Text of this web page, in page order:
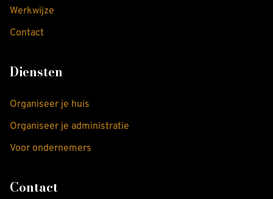
Werkwijze
Contact
Diensten
Organiseer je huis
Organiseer je administratie
Voor ondernemers
Contact